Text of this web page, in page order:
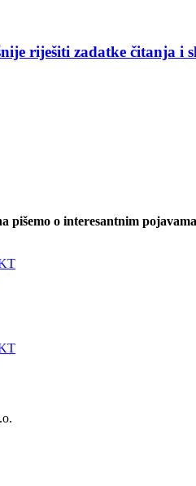
riješiti zadatke čitanja i
pišemo o interesantnim